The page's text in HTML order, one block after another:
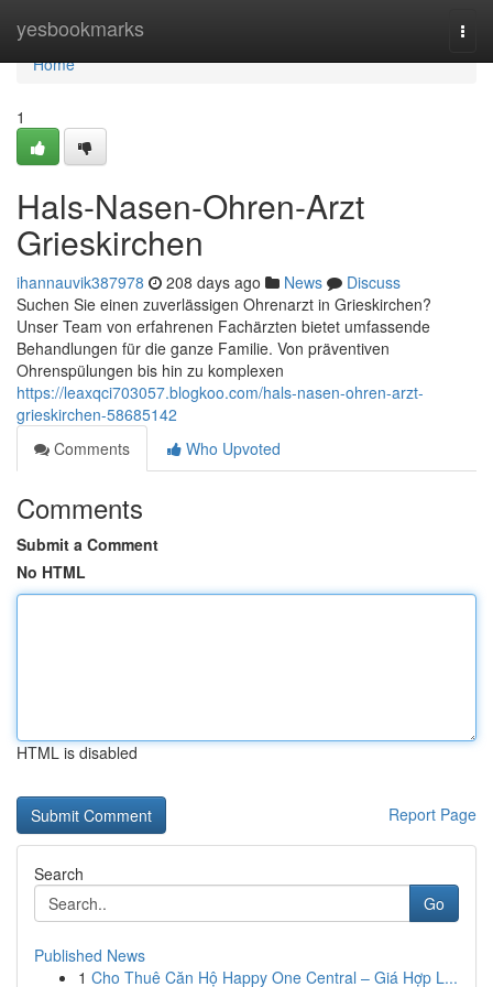
yesbookmarks
Home
Home
1
Hals-Nasen-Ohren-Arzt
Grieskirchen
ihannauvik387978 208 days ago News
Discuss
Suchen Sie einen zuverlässigen Ohrenarzt in Grieskirchen?
Unser Team von erfahrenen Fachärzten bietet umfassende
Behandlungen für die ganze Familie. Von präventiven
Ohrenspülungen bis hin zu komplexen
https://leaxqci703057.blogkoo.com/hals-nasen-ohren-arzt-
grieskirchen-58685142
Comments
Who Upvoted
Comments
Submit a Comment
No HTML
HTML is disabled
Report Page
Search
Go
Published News
1 Cho Thuê Căn Hộ Happy One Central – Giá Hợp L...